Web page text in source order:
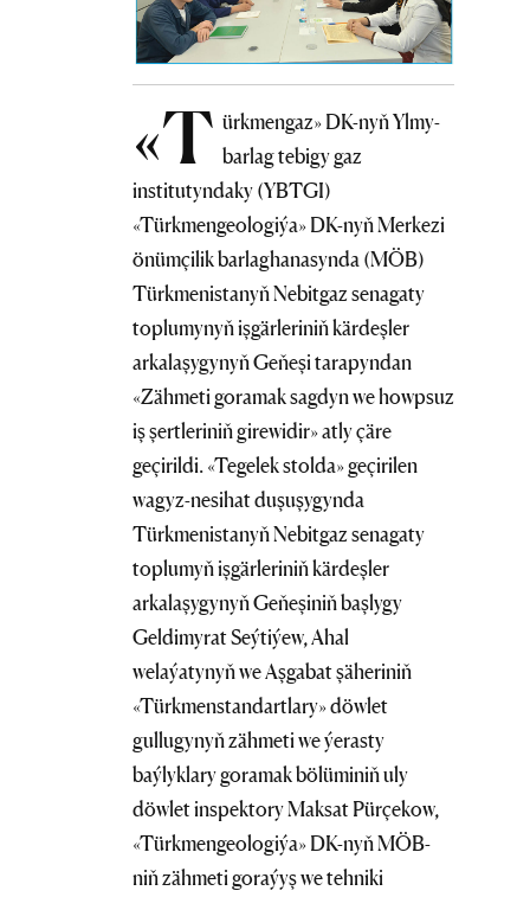
«T ürkmengaz» DK-nyň Ylmy-
barlag tebigy gaz
institutyndaky (YBTGI)
«Türkmengeologiýa» DK-nyň Merkezi
önümçilik barlaghanasynda (MÖB)
Türkmenistanyň Nebitgaz senagaty
toplumynyň işgärleriniň kärdeşler
arkalaşygynyň Geňeşi tarapyndan
«Zähmeti goramak sagdyn we howpsuz
iş şertleriniň girewidir» atly çäre
geçirildi. «Tegelek stolda» geçirilen
wagyz-nesihat duşuşygynda
Türkmenistanyň Nebitgaz senagaty
toplumyň işgärleriniň kärdeşler
arkalaşygynyň Geňeşiniň başlygy
Geldimyrat Seýtiýew, Ahal
welaýatynyň we Aşgabat şäheriniň
«Türkmenstandartlary» döwlet
gullugynyň zähmeti we ýerasty
baýlyklary goramak bölüminiň uly
döwlet inspektory Maksat Pürçekow,
«Türkmengeologiýa» DK-nyň MÖB-
niň zähmeti goraýyş we tehniki